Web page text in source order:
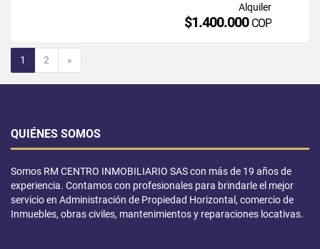
Alquiler
$1.400.000 COP
1 2 »
QUIÉNES SOMOS
Somos RM CENTRO INMOBILIARIO SAS con más de 19 años de
experiencia. Contamos con profesionales para brindarle el mejor
servicio en Administración de Propiedad Horizontal, comercio de
Inmuebles, obras civiles, mantenimientos y reparaciones locativas.